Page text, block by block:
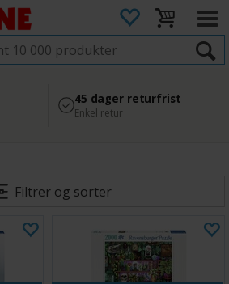
Sikker betaling
med Svea
45 dager returfrist
Enkel retur
Filtrer og sorter